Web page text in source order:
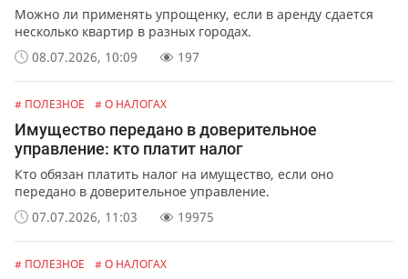
Можно ли применять упрощенку, если в аренду сдается
несколько квартир в разных городах.
08.07.2026, 10:09
197
# ПОЛЕЗНОЕ # О НАЛОГАХ
Имущество передано в доверительное
управление: кто платит налог
Кто обязан платить налог на имущество, если оно
передано в доверительное управление.
07.07.2026, 11:03
19975
# ПОЛЕЗНОЕ # О НАЛОГАХ